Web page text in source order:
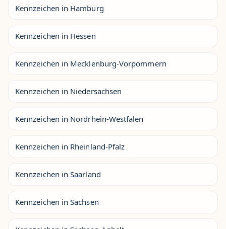
Kennzeichen in Hamburg
Kennzeichen in Hessen
Kennzeichen in Mecklenburg-Vorpommern
Kennzeichen in Niedersachsen
Kennzeichen in Nordrhein-Westfalen
Kennzeichen in Rheinland-Pfalz
Kennzeichen in Saarland
Kennzeichen in Sachsen